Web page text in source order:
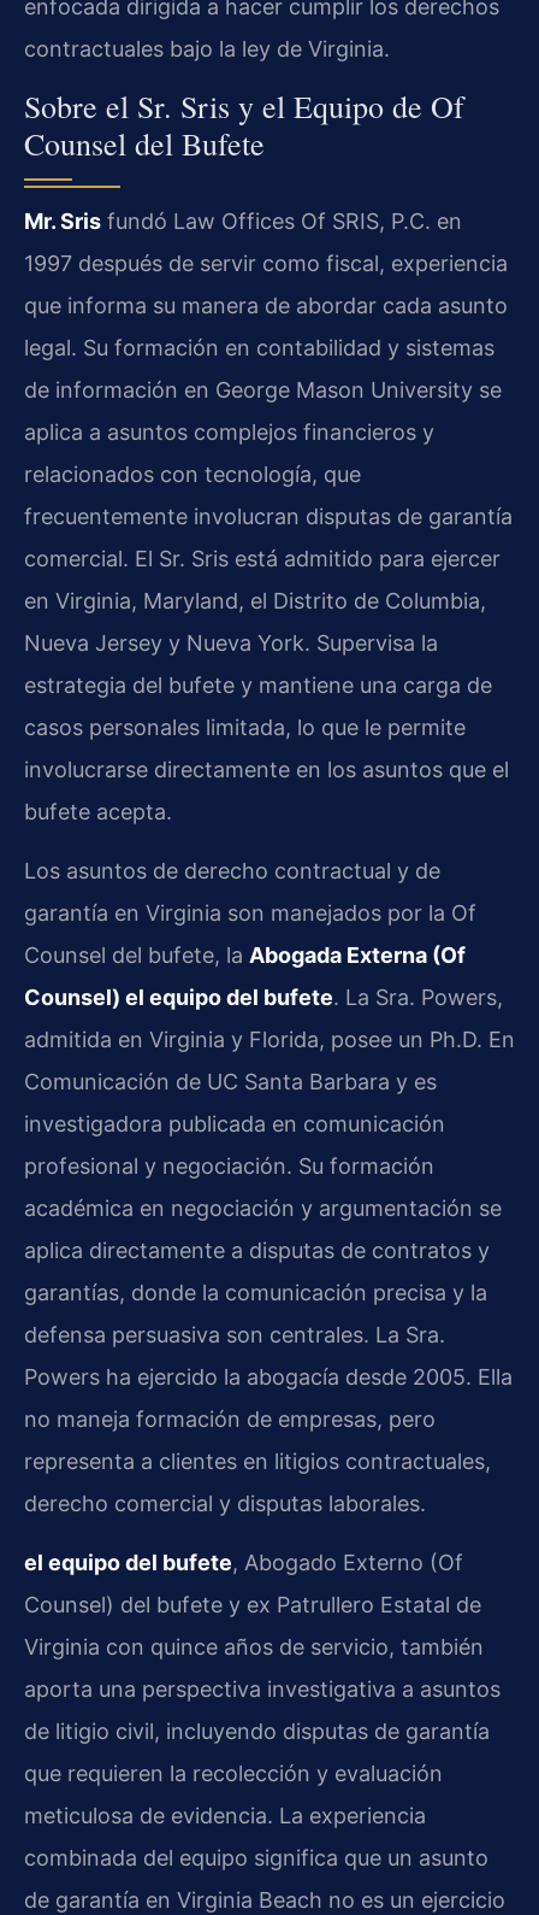
enfocada dirigida a hacer cumplir los derechos
contractuales bajo la ley de Virginia.
Sobre el Sr. Sris y el Equipo de Of
Counsel del Bufete
Mr. Sris fundó Law Offices Of SRIS, P.C. en
1997 después de servir como fiscal, experiencia
que informa su manera de abordar cada asunto
legal. Su formación en contabilidad y sistemas
de información en George Mason University se
aplica a asuntos complejos financieros y
relacionados con tecnología, que
frecuentemente involucran disputas de garantía
comercial. El Sr. Sris está admitido para ejercer
en Virginia, Maryland, el Distrito de Columbia,
Nueva Jersey y Nueva York. Supervisa la
estrategia del bufete y mantiene una carga de
casos personales limitada, lo que le permite
involucrarse directamente en los asuntos que el
bufete acepta.
Los asuntos de derecho contractual y de
garantía en Virginia son manejados por la Of
Counsel del bufete, la Abogada Externa (Of
Counsel) el equipo del bufete. La Sra. Powers,
admitida en Virginia y Florida, posee un Ph.D. En
Comunicación de UC Santa Barbara y es
investigadora publicada en comunicación
profesional y negociación. Su formación
académica en negociación y argumentación se
aplica directamente a disputas de contratos y
garantías, donde la comunicación precisa y la
defensa persuasiva son centrales. La Sra.
Powers ha ejercido la abogacía desde 2005. Ella
no maneja formación de empresas, pero
representa a clientes en litigios contractuales,
derecho comercial y disputas laborales.
el equipo del bufete, Abogado Externo (Of
Counsel) del bufete y ex Patrullero Estatal de
Virginia con quince años de servicio, también
aporta una perspectiva investigativa a asuntos
de litigio civil, incluyendo disputas de garantía
que requieren la recolección y evaluación
meticulosa de evidencia. La experiencia
combinada del equipo significa que un asunto
de garantía en Virginia Beach no es un ejercicio